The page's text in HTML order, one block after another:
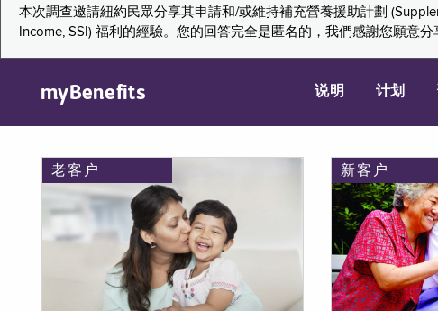
本次調查邀請紐約民眾分享其申請和/或維持補充營養援助計劃
Income, SSI) 福利的經驗。您的回答完全是匿名的，我們感謝您願意
myBenefits 说明 计划
老客户 新客户